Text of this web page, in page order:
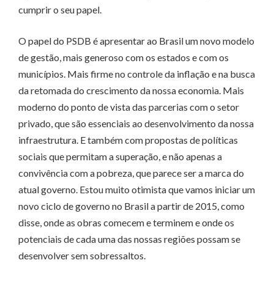
cumprir o seu papel.
O papel do PSDB é apresentar ao Brasil um novo modelo
de gestão, mais generoso com os estados e com os
municípios. Mais firme no controle da inflação e na busca
da retomada do crescimento da nossa economia. Mais
moderno do ponto de vista das parcerias com o setor
privado, que são essenciais ao desenvolvimento da nossa
infraestrutura. E também com propostas de políticas
sociais que permitam a superação, e não apenas a
convivência com a pobreza, que parece ser a marca do
atual governo. Estou muito otimista que vamos iniciar um
novo ciclo de governo no Brasil a partir de 2015, como
disse, onde as obras comecem e terminem e onde os
potenciais de cada uma das nossas regiões possam se
desenvolver sem sobressaltos.